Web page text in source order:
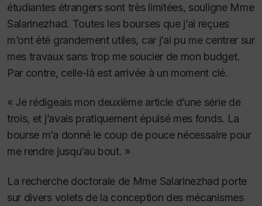
étudiantes étrangers sont très limitées, souligne Mme
Salarinezhad. Toutes les bourses que j’ai reçues
m’ont été grandement utiles, car j’ai pu me centrer sur
mes travaux sans trop me soucier de mon budget.
Par contre, celle-là est arrivée à un moment clé.
« Je rédigeais mon deuxième article d’une série de
trois, et j’avais pratiquement épuisé mes fonds. La
bourse m’a donné le coup de pouce nécessaire pour
me rendre jusqu’au bout. »
La recherche doctorale de Mme Salarinezhad porte
sur divers volets de la conception des mécanismes